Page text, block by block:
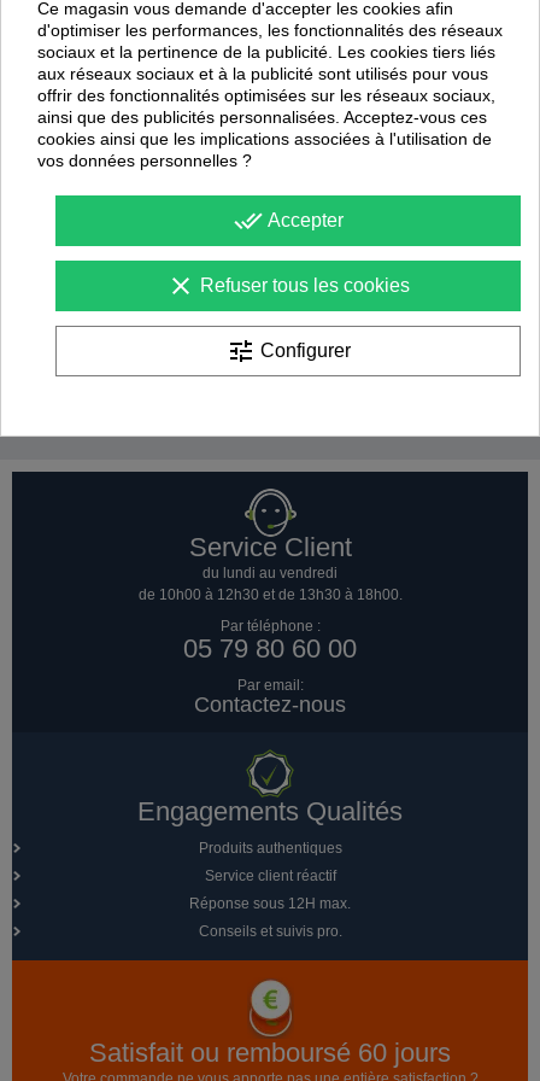
Panier Réglable petit
modèle 1,65m à 2,2m
Panier de Basket mural à
hauteur réglable
rectangulaire (l'unité)
Sporti
Service Client
du lundi au vendredi
de 10h00 à 12h30 et de 13h30 à 18h00.
Par téléphone :
05 79 80 60 00
Par email:
Contactez-nous
Engagements Qualités
Produits authentiques
Service client réactif
Réponse sous 12H max.
Conseils et suivis pro.
Satisfait ou remboursé 60 jours
Ce magasin vous demande d'accepter les cookies afin
d'optimiser les performances, les fonctionnalités des réseaux
sociaux et la pertinence de la publicité. Les cookies tiers liés
aux réseaux sociaux et à la publicité sont utilisés pour vous
offrir des fonctionnalités optimisées sur les réseaux sociaux,
ainsi que des publicités personnalisées. Acceptez-vous ces
cookies ainsi que les implications associées à l'utilisation de
vos données personnelles ?
done_all Accepter
clear Refuser tous les cookies
tune Configurer